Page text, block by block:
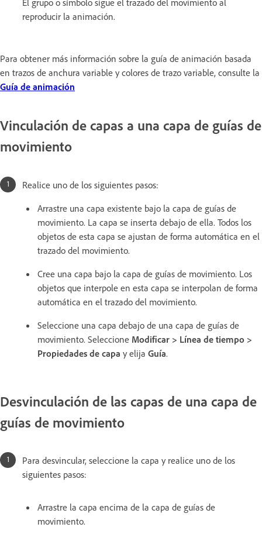
reproducir la animación.
Para obtener más información sobre la guía de animación basada
en trazos de anchura variable y colores de trazo variable, consulte la
Guía de animación
Vinculación de capas a una capa de guías de
movimiento
Realice uno de los siguientes pasos:
Arrastre una capa existente bajo la capa de guías de
movimiento. La capa se inserta debajo de ella. Todos los
objetos de esta capa se ajustan de forma automática en el
trazado del movimiento.
Cree una capa bajo la capa de guías de movimiento. Los
objetos que interpole en esta capa se interpolan de forma
automática en el trazado del movimiento.
Seleccione una capa debajo de una capa de guías de
movimiento. Seleccione Modificar > Línea de tiempo >
Propiedades de capa y elija Guía.
Desvinculación de las capas de una capa de
guías de movimiento
Para desvincular, seleccione la capa y realice uno de los
siguientes pasos:
Arrastre la capa encima de la capa de guías de
movimiento.